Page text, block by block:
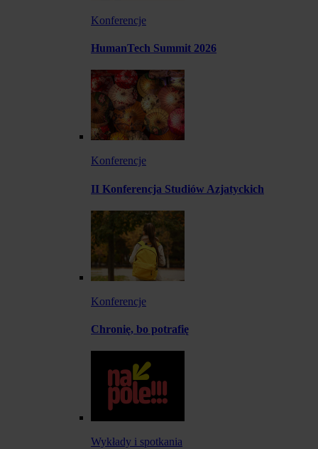
Konferencje
HumanTech Summit 2026
Konferencje
II Konferencja Studiów Azjatyckich
Konferencje
Chronię, bo potrafię
Wykłady i spotkania